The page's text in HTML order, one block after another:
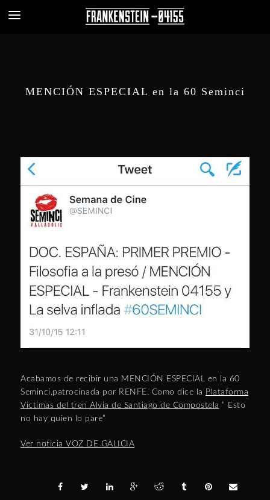
MENCIÓN ESPECIAL en la 60 Seminci
Acabamos de recibir una MENCIÓN ESPECIAL en la 60
Seminci,patrocinada por RENFE. Como dice la Plataforma
Victimas del tren Alvia de Santiago de Compostela ” Esto
no hay quien lo pare”
Ver noticia VOZ DE GALICIA